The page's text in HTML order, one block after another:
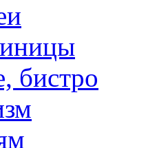
бистро